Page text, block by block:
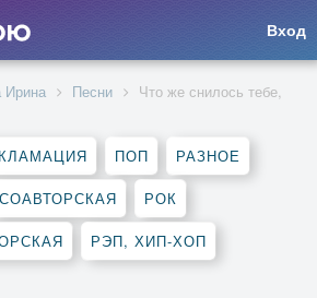
Вход
Песни
Что же снилось тебе,
ПОП РАЗНОЕ
СОАВТОРСКАЯ РОК
РЭП, ХИП-ХОП